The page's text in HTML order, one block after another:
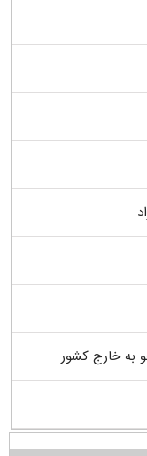
به خارج کشور